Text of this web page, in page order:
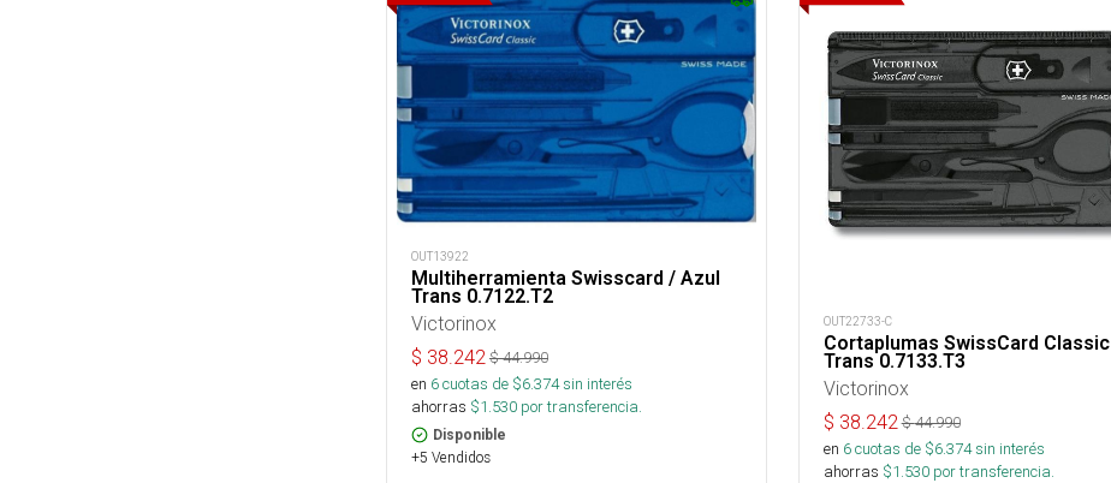
OUT13922
Multiherramienta Swisscard / Azul
Trans 0.7122.T2
Victorinox
$ 38.242 $44.990
en 6cuotas de $6.374sin interés
ahorras $1.530 por transferencia.
Disponible
+5 Vendidos
OUT22733-C
Cortaplumas SwissCard Classic
Trans 0.7133.T3
Victorinox
$ 38.242 $44.990
en 6cuotas de $6.374sin interés
ahorras $1.530por transferencia.